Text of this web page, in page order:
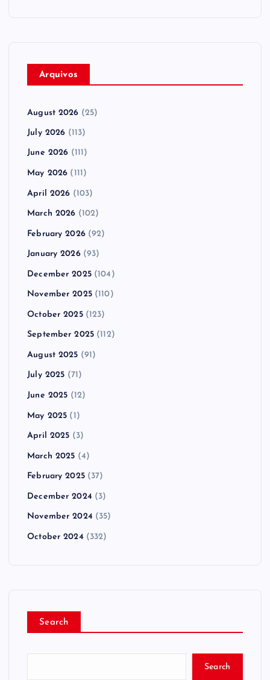
Arquivos
August 2026 (25)
July 2026 (113)
June 2026 (111)
May 2026 (111)
April 2026 (103)
March 2026 (102)
February 2026(92)
January 2026(93)
December 2025(104)
November 2025(110)
October 2025(123)
September 2025 (112)
August 2025 (91)
July 2025 (71)
June 2025 (12)
May 2025 (1)
April 2025 (3)
March 2025 (4)
February 2025(37)
December 2024 (3)
November 2024 (35)
October 2024 (332)
Search
Search